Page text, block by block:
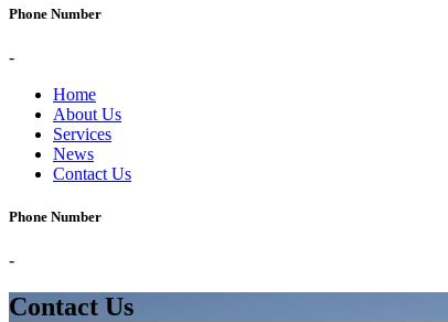
Phone Number
-
Home
About Us
Services
News
Contact Us
Phone Number
-
Contact Us